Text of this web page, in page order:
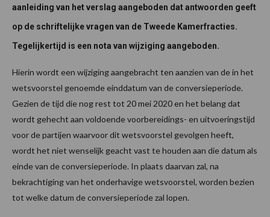
aanleiding van het verslag aangeboden dat antwoorden geeft
op de schriftelijke vragen van de Tweede Kamerfracties.
Tegelijkertijd is een nota van wijziging aangeboden.
Hierin wordt een wijziging aangebracht ten aanzien van de in het
wetsvoorstel genoemde einddatum van de conversieperiode.
Gezien de tijd die nog rest tot 20 mei 2020 en het belang dat
wordt gehecht aan voldoende voorbereidings- en uitvoeringstijd
voor de partijen waarvoor dit wetsvoorstel gevolgen heeft,
wordt het niet wenselijk geacht vast te houden aan die datum als
einde van de conversieperiode. In plaats daarvan zal, na
bekrachtiging van het onderhavige wetsvoorstel, worden bezien
tot welke datum de conversieperiode zal lopen.